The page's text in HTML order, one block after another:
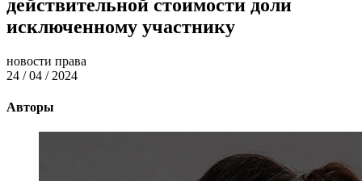
действительной стоимости доли
исключенному участнику
новости права
24 / 04 / 2024
Авторы